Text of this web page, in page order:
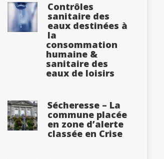
Contrôles
sanitaire des
eaux destinées à
la
consommation
humaine &
sanitaire des
eaux de loisirs
Sécheresse – La
commune placée
en zone d’alerte
classée en Crise